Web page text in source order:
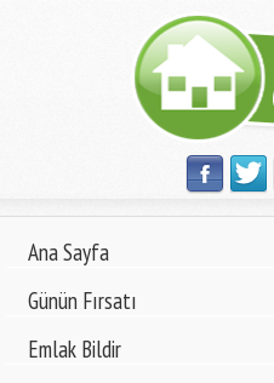
Ana Sayfa
Günün Fırsatı
Emlak Bildir